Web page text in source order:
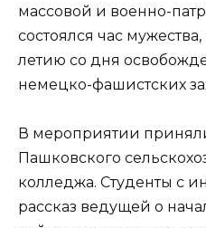
массовой и военно-
состоялся час
летию со дня
немецко-фашистских
В мероприятии
Пашковского
колледжа. Студенты с
рассказ ведущей о